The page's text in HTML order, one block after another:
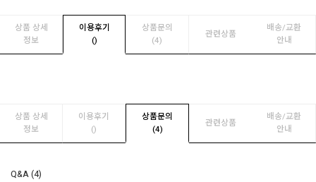
상품 상세
정보
이용후기
()
상품문의
(4)
관련상품
배송/교환
안내
상품 상세
정보
이용후기
()
상품문의
(4)
관련상품
배송/교환
안내
Q&A (4)